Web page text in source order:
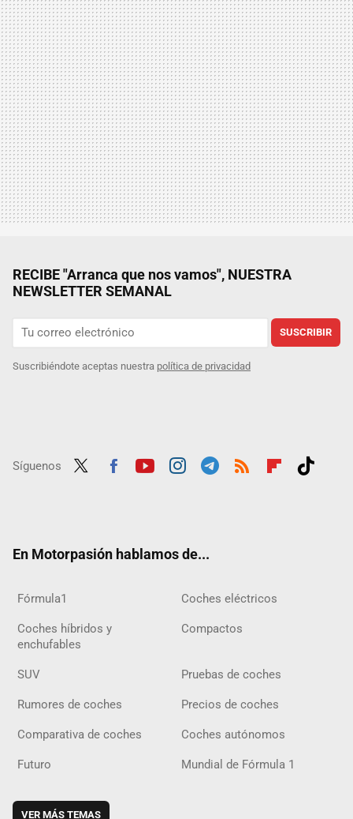
RECIBE "Arranca que nos vamos", NUESTRA
NEWSLETTER SEMANAL
SUSCRIBIR
Suscribiéndote aceptas nuestra política de privacidad
Síguenos
En Motorpasión hablamos de...
Fórmula1 Coches eléctricos
Coches híbridos y
enchufables
Compactos
SUV Pruebas de coches
Rumores de coches Precios de coches
Comparativa de coches Coches autónomos
Futuro Mundial de Fórmula 1
VER MÁS TEMAS